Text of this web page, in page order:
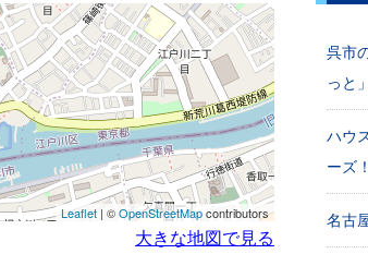
Leaflet | ©OpenStreetMapcontributors
大きな地図で見る
呉市
っと」
ハウ
ーズ！
名古